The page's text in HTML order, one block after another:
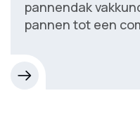
pannendak
pannen tot een